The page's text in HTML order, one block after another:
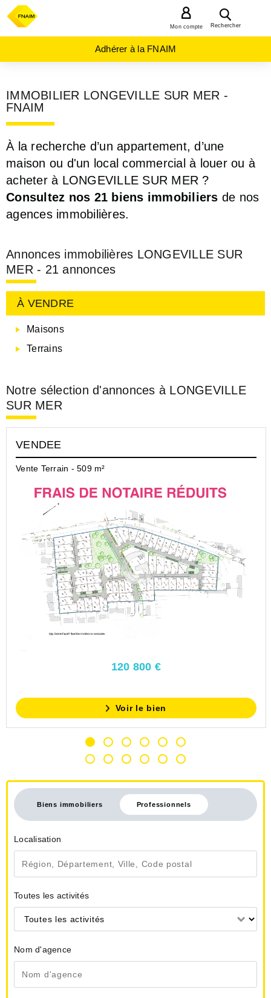
Rechercher
Mon compte
Adhérer à la FNAIM
IMMOBILIER LONGEVILLE SUR MER -
FNAIM
À la recherche d’un appartement, d’une
maison ou d'un local commercial à louer ou à
acheter à LONGEVILLE SUR MER ?
Consultez nos 21 biens immobiliers de nos
agences immobilières.
Annonces immobilières LONGEVILLE SUR
MER - 21 annonces
À VENDRE
Maisons
Terrains
Notre sélection d'annonces à LONGEVILLE
SUR MER
VENDEE
Vente Terrain - 509 m²
120 800 €
Voir le bien
Biens immobiliers Professionnels
Localisation
Toutes les activités
Toutes les activités
Nom d'agence